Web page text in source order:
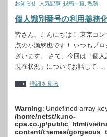
お知らせ
人気記事 投稿一覧 税務
個人識別番号の利用義務
皆さん、こんにちは！ 東京コ
点の小瀬悠也です！ いつもブ
ざいます。 さて、今回は「個
現在状況」についてお話して…
詳細を見る
Warning: Undefined array
/home/netst/kuno-
cpa.co.jp/public_html/
content/themes/